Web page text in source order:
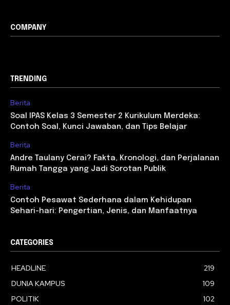
COMPANY
TRENDING
Berita
Soal IPAS Kelas 3 Semester 2 Kurikulum Merdeka:
Contoh Soal, Kunci Jawaban, dan Tips Belajar
Berita
Andre Taulany Cerai? Fakta, Kronologi, dan Perjalanan
Rumah Tangga yang Jadi Sorotan Publik
Berita
Contoh Pesawat Sederhana dalam Kehidupan
Sehari-hari: Pengertian, Jenis, dan Manfaatnya
CATEGORIES
HEADLINE
219
DUNIA KAMPUS
109
POLITIK
102